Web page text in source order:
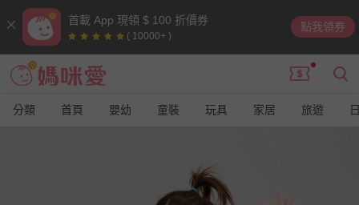
首載 App 現領 $ 100 折價券
( 10000+ )
點我領券
分類 首頁 嬰幼 童裝 玩具 家居 旅遊